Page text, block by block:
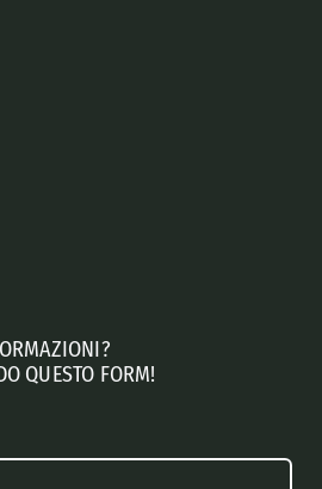
QUESTO FORM!